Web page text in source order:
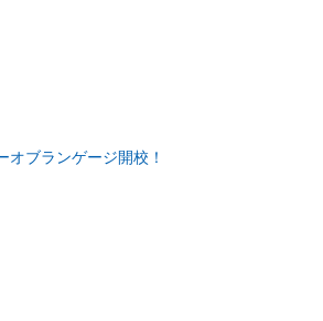
オブランゲージ開校！